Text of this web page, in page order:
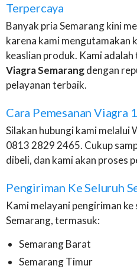
Terpercaya
Banyak pria Semarang kini
karena kami mengutamakan
keaslian produk. Kami
Viagra Semarangdengan
pelayanan terbaik.
Cara Pemesanan Viagra
Silakan hubungi kami
0813 2829 2465. Cukup
dibeli, dan kami akan proses
Pengiriman Ke Seluruh
Kami melayani pengiriman
Semarang, termasuk:
Semarang Barat
Semarang Timur